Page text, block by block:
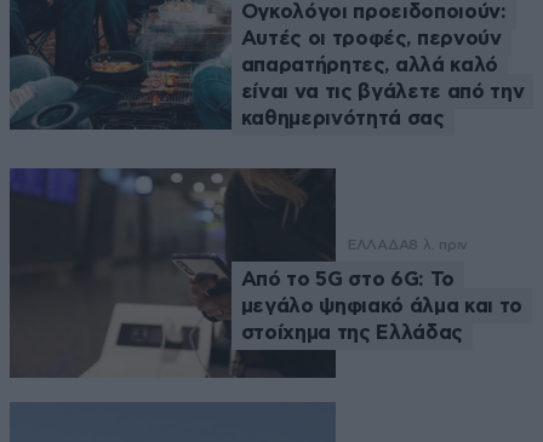
Ογκολόγοι προειδοποιούν:
Αυτές οι τροφές, περνούν
απαρατήρητες, αλλά καλό
είναι να τις βγάλετε από την
καθημερινότητά σας
ΕΛΛΑΔΑ8 λ. πριν
Από το 5G στο 6G: Το
μεγάλο ψηφιακό άλμα και το
στοίχημα της Ελλάδας